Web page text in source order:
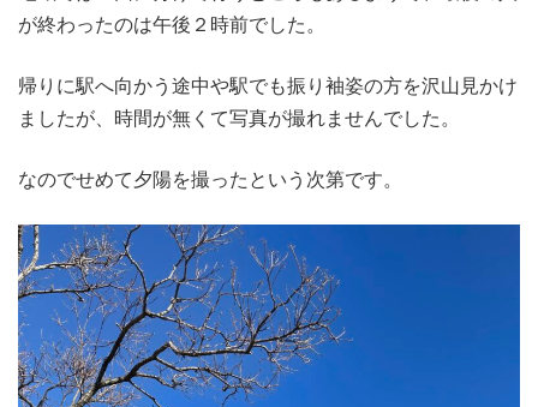
が終わったのは午後２時前でした。
帰りに駅へ向かう途中や駅でも振り袖姿の方を沢山見かけ
ましたが、時間が無くて写真が撮れませんでした。
なのでせめて夕陽を撮ったという次第です。